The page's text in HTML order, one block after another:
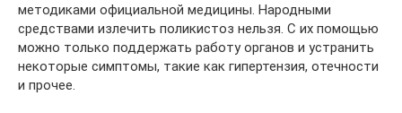
методиками официальной медицины. Народными
средствами излечить поликистоз нельзя. С их помощью
можно только поддержать работу органов и устранить
некоторые симптомы, такие как гипертензия, отечности
и прочее.